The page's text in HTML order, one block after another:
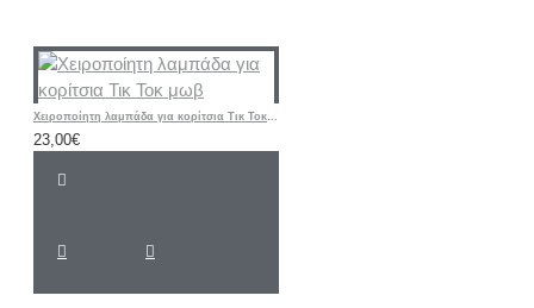
Χειροποίητη λαμπάδα για κορίτσια Τικ Τοκ μωβ
23,00€